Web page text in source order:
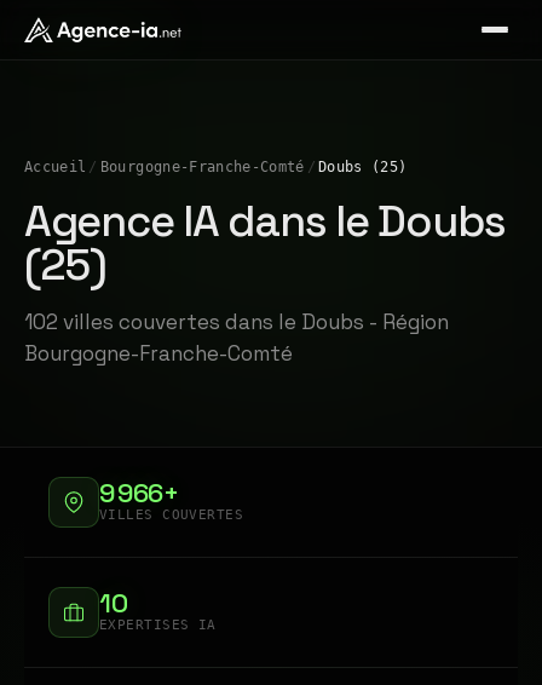
Accueil / Bourgogne-Franche-Comté / Doubs (25)
Agence IA dans le Doubs
(25)
102 villes couvertes dans le Doubs - Région
Bourgogne-Franche-Comté
9 966+
VILLES COUVERTES
10
EXPERTISES IA